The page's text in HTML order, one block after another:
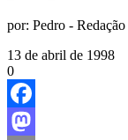
por: Pedro - Redação
13 de abril de 1998
0
Facebook